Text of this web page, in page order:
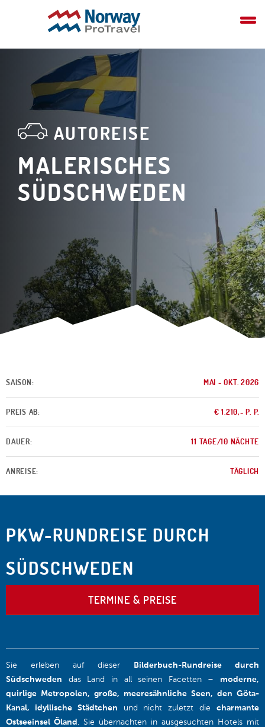
AUTOREISE
MALERISCHES
SÜDSCHWEDEN
SAISON: MAI - OKT. 2026
PREIS AB: € 1.210,- P. P.
DAUER: 11 TAGE/10 NÄCHTE
ANREISE: TÄGLICH
PKW-RUNDREISE DURCH
SÜDSCHWEDEN
TERMINE & PREISE
Sie erleben auf dieser
Bilderbuch-Rundreise durch
Südschweden das Land in all seinen Facetten – moderne,
quirlige Metropolen, große, meeresähnliche Seen, den Göta-
Kanal, idyllische Städtchen und nicht zuletzt diecharmante
Ostseeinsel Öland . Sie übernachten in ausgesuchten Hotels mit